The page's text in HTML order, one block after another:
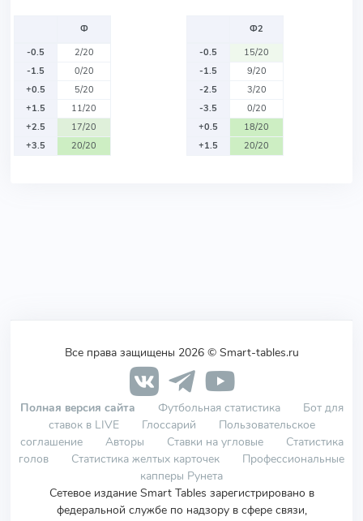
Ф
-0.5
2/20
-1.5
0/20
+0.5
5/20
+1.5
11/20
+2.5
17/20
+3.5
20/20
Ф2
-0.5
15/20
-1.5
9/20
-2.5
3/20
-3.5
0/20
+0.5
18/20
+1.5
20/20
Все права защищены 2026 © Smart-tables.ru
Полная версия сайта Футбольная статистика
Бот для
ставок в LIVE
Глоссарий
Пользовательское
соглашение
Авторы Ставки на угловые
Статистика
голов
Статистика желтых карточек
Профессиональные
капперы Рунета
Сетевое издание Smart Tables зарегистрировано в
федеральной службе по надзору в сфере связи,